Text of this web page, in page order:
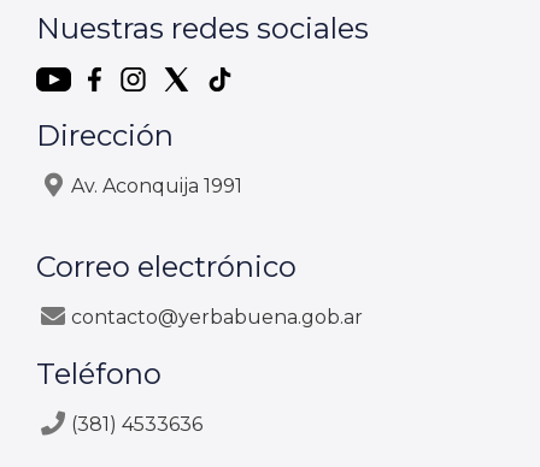
Nuestras redes sociales
Dirección
Av. Aconquija 1991
Correo electrónico
contacto@yerbabuena.gob.ar
Teléfono
(381) 4533636